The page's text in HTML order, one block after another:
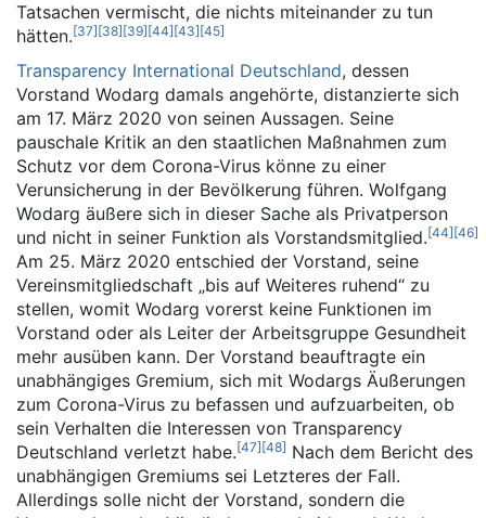
Tatsachen vermischt, die nichts miteinander zu tun
hätten.[37][38][39][44][43][45]
Transparency International Deutschland, dessen
Vorstand Wodarg damals angehörte, distanzierte sich
am 17. März 2020 von seinen Aussagen. Seine
pauschale Kritik an den staatlichen Maßnahmen zum
Schutz vor dem Corona-Virus könne zu einer
Verunsicherung in der Bevölkerung führen. Wolfgang
Wodarg äußere sich in dieser Sache als Privatperson
und nicht in seiner Funktion als Vorstandsmitglied.[44][46]
Am 25. März 2020 entschied der Vorstand, seine
Vereinsmitgliedschaft „bis auf Weiteres ruhend“ zu
stellen, womit Wodarg vorerst keine Funktionen im
Vorstand oder als Leiter der Arbeitsgruppe Gesundheit
mehr ausüben kann. Der Vorstand beauftragte ein
unabhängiges Gremium, sich mit Wodargs Äußerungen
zum Corona-Virus zu befassen und aufzuarbeiten, ob
sein Verhalten die Interessen von Transparency
Deutschland verletzt habe.[47][48] Nach dem Bericht des
unabhängigen Gremiums sei Letzteres der Fall.
Allerdings solle nicht der Vorstand, sondern die